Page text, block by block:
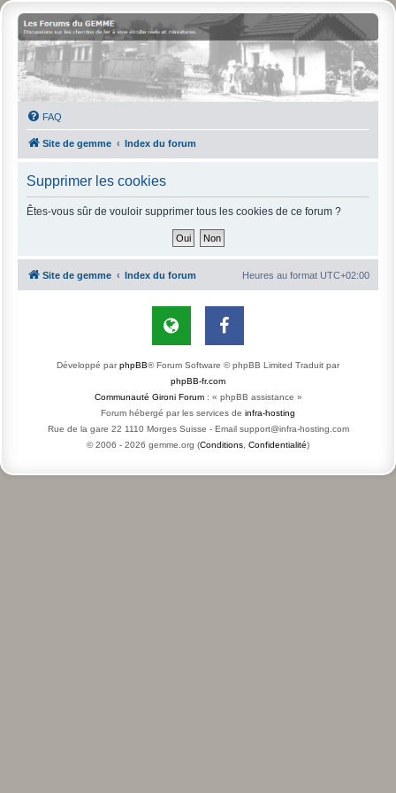
FAQ
Site de gemme Index du forum
Supprimer les cookies
Êtes-vous sûr de vouloir supprimer tous les cookies de ce forum ?
Site de gemme Index du forum Heures au format UTC+02:00
Développé parphpBB® Forum Software © phpBB Limited Traduit par
phpBB-fr.com
Communauté Gironi Forum: « phpBB assistance »
Forum hébergé par les services de infra-hosting
Rue de la gare 22 1110 Morges Suisse - Email support@infra-hosting.com
© 2006 - 2026 gemme.org (Conditions Confidentialité)